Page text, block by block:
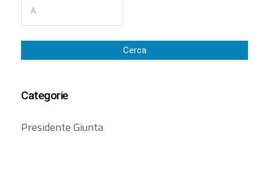
Cerca
Categorie
Presidente Giunta